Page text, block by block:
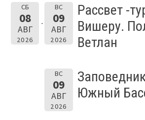
СБ
08
АВГ
2026
ВС
09
АВГ
2026
Рассвет -
Вишеру.
Ветлан
ВС
09
АВГ
2026
Южный